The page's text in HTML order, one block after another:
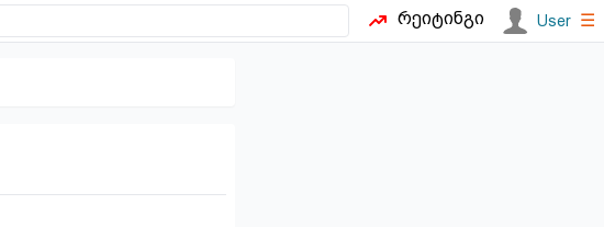
რეიტინგი User ☰